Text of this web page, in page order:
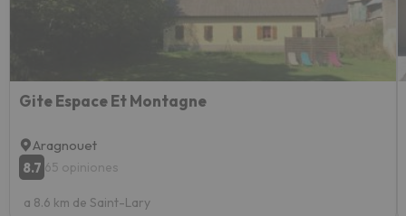
Gite Espace Et Montagne
Aragnouet
8.7 65 opiniones
a 8.6 km de Saint-Lary